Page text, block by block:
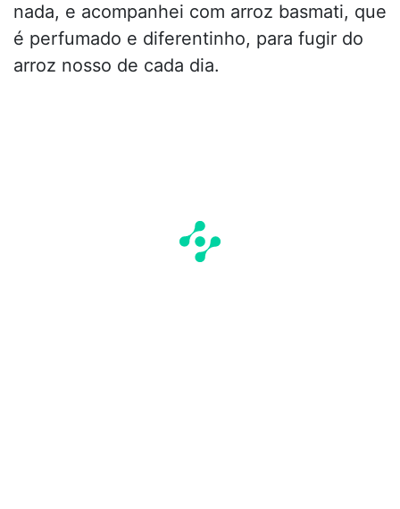
nada, e acompanhei com arroz basmati, que
é perfumado e diferentinho, para fugir do
arroz nosso de cada dia.